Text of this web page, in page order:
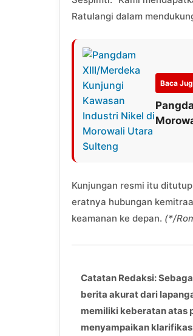
Ratulangi dalam
Baca
Kunjungan resmi itu
eratnya hubungan
keamanan ke depan. (*/
Catatan Redaksi:
berita akurat dari
memiliki keberatan atas
menyampaikan